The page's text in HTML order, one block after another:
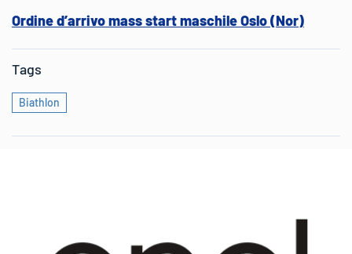
Ordine d’arrivo mass start maschile Oslo (Nor)
Tags
Biathlon